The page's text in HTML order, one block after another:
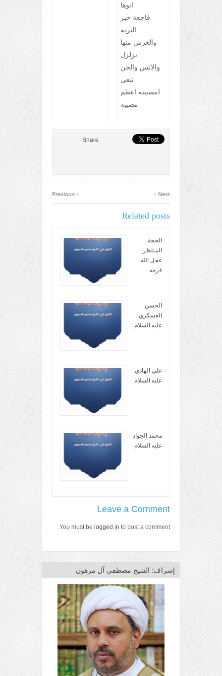
ابوها
فاجعة خير
البريه
والعرش منها
تزلزل
والانس والجن
تنعى
امصيبته اعظم
مصيبه
Share
‹ Next
›
Related posts
الحجة
المنتظر
عجل الله
فرجه
الحسن
العسكري
عليه السلام
علي الهادي
عليه السلام
محمد الجواد
عليه السلام
Leave a Comment
You must be logged in to post a comment.
إشراف: الشيخ مصطفى آل مرهون